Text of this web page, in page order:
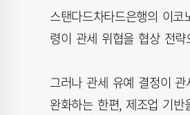
스탠다드차타드은행의 이
령이 관세 위협을 협상 전
그러나 관세 유예 결정이
완화하는 한편, 제조업 기